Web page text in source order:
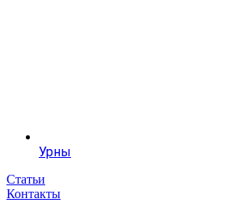
Урны
Статьи
Контакты